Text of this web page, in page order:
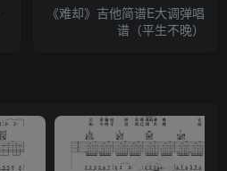
《难却》吉他简谱E大调弹唱
谱（平生不晚）